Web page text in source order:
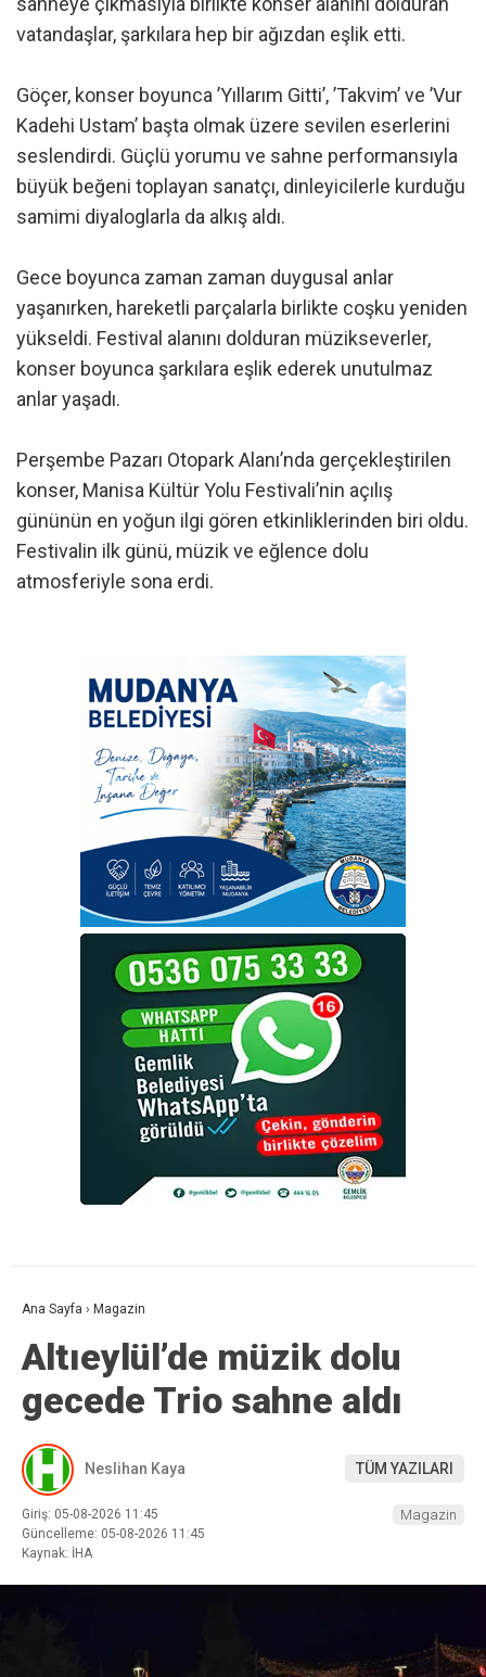
vatandaşlar, şarkılara hep bir ağızdan eşlik etti.
Göçer, konser boyunca ’Yıllarım Gitti’, ’Takvim’ ve ’Vur
Kadehi Ustam’ başta olmak üzere sevilen eserlerini
seslendirdi. Güçlü yorumu ve sahne performansıyla
büyük beğeni toplayan sanatçı, dinleyicilerle kurduğu
samimi diyaloglarla da alkış aldı.
Gece boyunca zaman zaman duygusal anlar
yaşanırken, hareketli parçalarla birlikte coşku yeniden
yükseldi. Festival alanını dolduran müzikseverler,
konser boyunca şarkılara eşlik ederek unutulmaz
anlar yaşadı.
Perşembe Pazarı Otopark Alanı’nda gerçekleştirilen
konser, Manisa Kültür Yolu Festivali’nin açılış
gününün en yoğun ilgi gören etkinliklerinden biri oldu.
Festivalin ilk günü, müzik ve eğlence dolu
atmosferiyle sona erdi.
Ana Sayfa › Magazin
Altıeylül’de müzik dolu
gecede Trio sahne aldı
Neslihan Kaya TÜM YAZILARI
Giriş: 05-08-2026 11:45
Güncelleme: 05-08-2026 11:45
Kaynak: İHA
Magazin